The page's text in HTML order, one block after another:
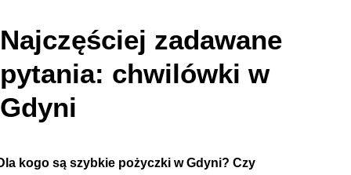
Najczęściej zadawane
pytania: chwilówki w
Gdyni
kogo są szybkie pożyczki w Gdyni? Czy